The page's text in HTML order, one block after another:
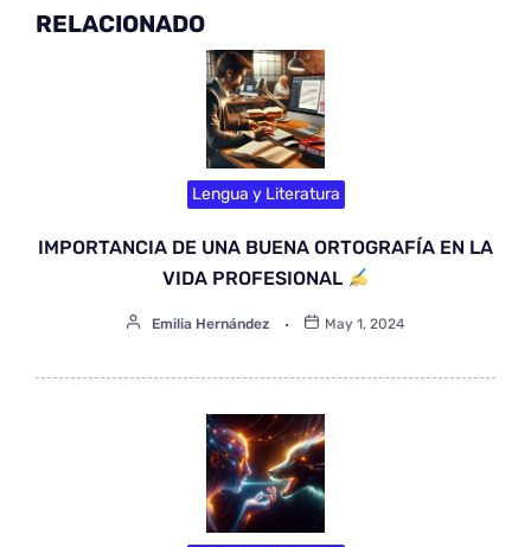
RELACIONADO
Lengua y Literatura
IMPORTANCIA DE UNA BUENA ORTOGRAFÍA EN LA
VIDA PROFESIONAL
Emilia Hernández May 1, 2024